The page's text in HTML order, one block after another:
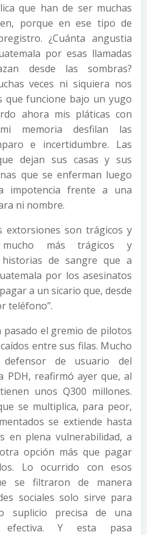
que han de ser muchas
porque en ese tipo de
¿Cuánta angustia
por esas llamadas
desde las sombras?
veces ni siquiera nos
que funcione bajo un yugo
ahora mis pláticas con
memoria desfilan las
e incertidumbre. Las
dejan sus casas y sus
que se enferman luego
impotencia frente a una
ni nombre.
extorsiones son trágicos y
mucho más trágicos y
de sangre que a
por los asesinatos
a un sicario que, desde
teléfono”.
pasado el gremio de pilotos
entre sus filas. Mucho
de usuario del
PDH, reafirmó ayer que, al
unos Q300 millones.
se multiplica, para peor,
se extiende hasta
en plena vulnerabilidad, a
opción más que pagar
Lo ocurrido con esos
se filtraron de manera
sociales solo sirve para
suplicio precisa de una
Y esta pasa